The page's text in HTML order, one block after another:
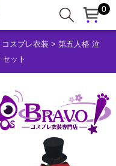
0
スプレ衣装 > 第五人格 泣
ット